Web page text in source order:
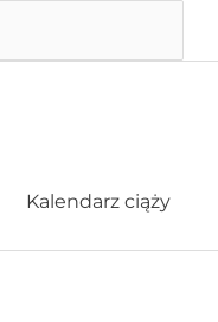
Kalendarz ciąży